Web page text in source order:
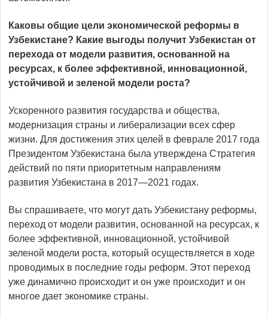
Каковы общие цели экономической реформы в
Узбекистане? Какие выгоды получит Узбекистан от
перехода от модели развития, основанной на
ресурсах, к более эффективной, инновационной,
устойчивой и зеленой модели роста?
Ускоренного развития государства и общества,
модернизация страны и либерализации всех сфер
жизни. Для достижения этих целей в феврале 2017 года
Президентом Узбекистана была утверждена Стратегия
действий по пяти приоритетным направлениям
развития Узбекистана в 2017—2021 годах.
Вы спрашиваете, что могут дать Узбекистану реформы,
переход от модели развития, основанной на ресурсах, к
более эффективной, инновационной, устойчивой
зеленой модели роста, который осуществляется в ходе
проводимых в последние годы реформ. Этот переход
уже динамично происходит и он уже происходит и он
многое дает экономике страны.